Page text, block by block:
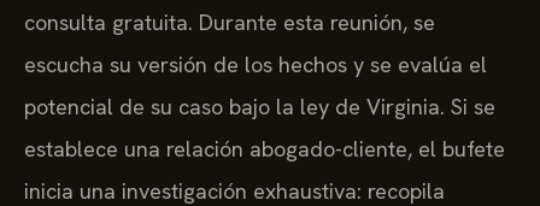
consulta gratuita. Durante esta reunión, se
escucha su versión de los hechos y se evalúa el
potencial de su caso bajo la ley de Virginia. Si se
establece una relación abogado-cliente, el bufete
inicia una investigación exhaustiva: recopila